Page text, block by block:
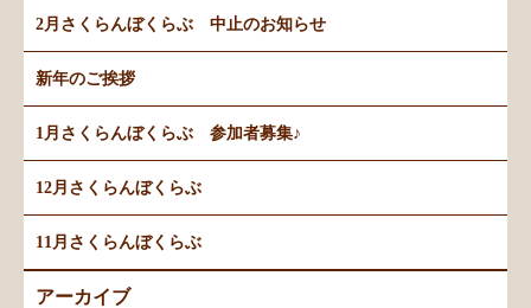
2月さくらんぼくらぶ 中止のお知らせ
新年のご挨拶
1月さくらんぼくらぶ 参加者募集♪
12月さくらんぼくらぶ
11月さくらんぼくらぶ
アーカイブ